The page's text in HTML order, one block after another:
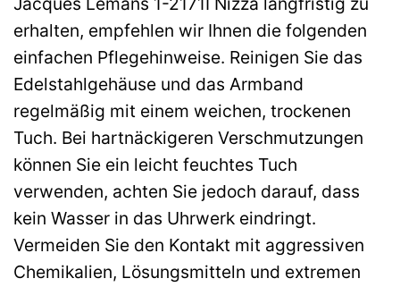
erhalten, empfehlen wir Ihnen die folgenden
einfachen Pflegehinweise. Reinigen Sie das
Edelstahlgehäuse und das Armband
regelmäßig mit einem weichen, trockenen
Tuch. Bei hartnäckigeren Verschmutzungen
können Sie ein leicht feuchtes Tuch
verwenden, achten Sie jedoch darauf, dass
kein Wasser in das Uhrwerk eindringt.
Vermeiden Sie den Kontakt mit aggressiven
Chemikalien, Lösungsmitteln und extremen